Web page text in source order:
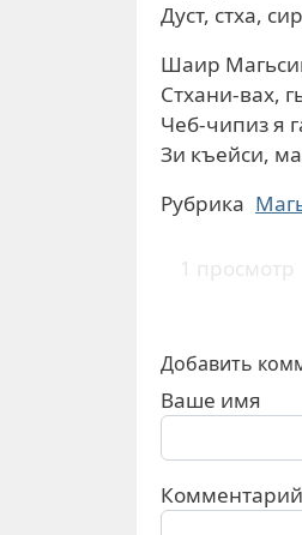
Дуст, стха,
Шаир
Стхани-вах,
Чеб-чипиз я
Зи къейси,
Рубрика
1 просмотр
Добавить
Ваше имя
Комментарий